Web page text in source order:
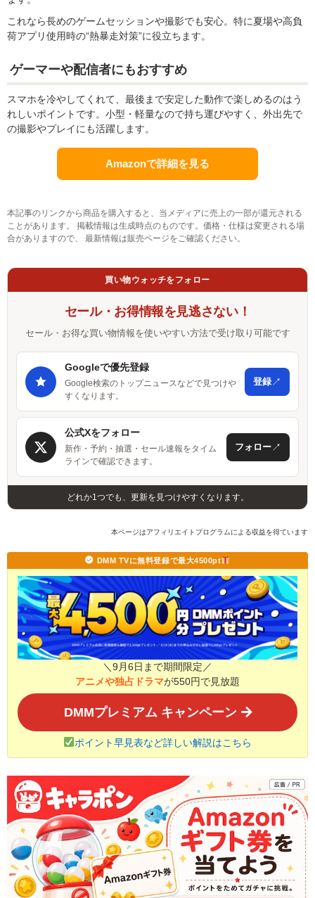
これなら長めのゲームセッションや撮影でも安心。特に夏場や高負
荷アプリ使用時の“熱暴走対策”に役立ちます。
ゲーマーや配信者にもおすすめ
スマホを冷やしてくれて、最後まで安定した動作で楽しめるのはう
れしいポイントです。小型・軽量なので持ち運びやすく、外出先で
の撮影やプレイにも活躍します。
Amazonで詳細を見る
本記事のリンクから商品を購入すると、当メディアに売上の一部が還元される
ことがあります。 掲載情報は生成時点のものです。価格・仕様は変更される場
合がありますので、 最新情報は販売ページをご確認ください。
買い物ウォッチをフォロー
セール・お得情報を見逃さない！
セール・お得な買い物情報を使いやすい方法で受け取り可能です
Googleで優先登録
Google検索のトップニュースなどで見つけや
すくなります。
登録↗
公式Xをフォロー
新作・予約・抽選・セール速報をタイム
ラインで確認できます。
フォロー↗
どれか1つでも、更新を見つけやすくなります。
本ページはアフィリエイトプログラムによる収益を得ています
DMM TVに無料登録で最大4500pt
＼9月6日まで期間限定／
アニメや独占ドラマが550円で見放題
DMMプレミアム キャンペーン
ポイント早見表など詳しい解説はこちら